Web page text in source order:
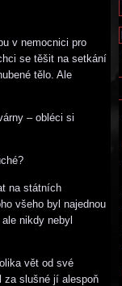
v nemocnici pro
se těšit na setkání
tělo. Ale
– obléci si
na státních
všeho byl najednou
nikdy nebyl
vět od své
za slušné jí alespoň